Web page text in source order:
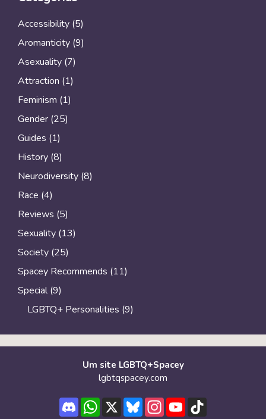
Accessibility (5)
Aromanticity (9)
Asexuality (7)
Attraction (1)
Feminism (1)
Gender (25)
Guides (1)
History (8)
Neurodiversity (8)
Race (4)
Reviews (5)
Sexuality (13)
Society (25)
Spacey Recommends (11)
Special(9)
LGBTQ+ Personalities (9)
Um site LGBTQ+Spacey
lgbtqspacey.com
DiscordWhatsApp
X BlueskyInstagram
YouTube
Channel